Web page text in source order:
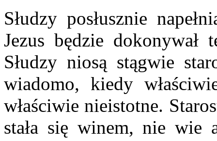
Słudzy posłusznie
Jezus będzie dokonywał
Słudzy niosą stągwie
wiadomo, kiedy
właściwie nieistotne.
stała się winem, nie wie